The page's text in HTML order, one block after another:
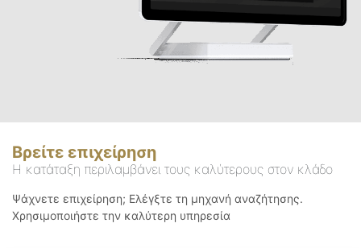
Βρείτε επιχείρηση
Η κατάταξη περιλαμβάνει τους καλύτερους στον κλάδο
Ψάχνετε επιχείρηση; Ελέγξτε τη μηχανή αναζήτησης.
Χρησιμοποιήστε την καλύτερη υπηρεσία